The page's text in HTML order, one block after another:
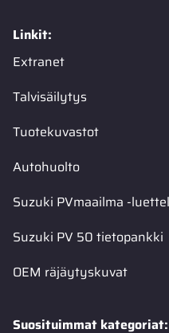
Linkit:
Extranet
Talvisäilytys
Tuotekuvastot
Autohuolto
Suzuki PVmaailma -
Suzuki PV 50 tietopankki
OEM räjäytyskuvat
Suosituimmat kategoriat: